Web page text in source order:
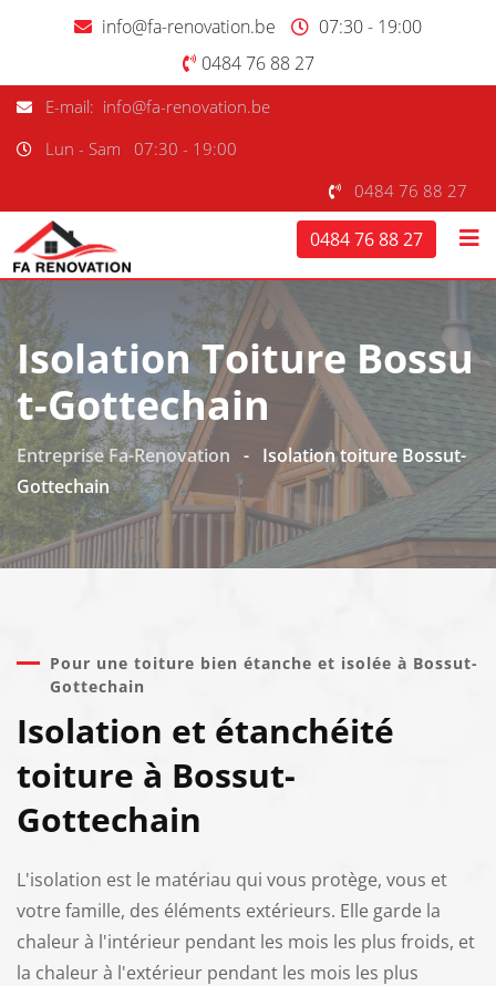
info@fa-renovation.be
07:30 - 19:00
0484 76 88 27
E-mail: info@fa-renovation.be
Lun - Sam 07:30 - 19:00
0484 76 88 27
0484 76 88 27
Isolation Toiture Bossu
T-Gottechain
Entreprise Fa-Renovation - Isolation toiture Bossut-
Gottechain
Pour une toiture bien étanche et isolée à Bossut-
Gottechain
Isolation et étanchéité
toiture à Bossut-
Gottechain
L'isolation est le matériau qui vous protège, vous et
votre famille, des éléments extérieurs. Elle garde la
chaleur à l'intérieur pendant les mois les plus froids, et
la chaleur à l'extérieur pendant les mois les plus